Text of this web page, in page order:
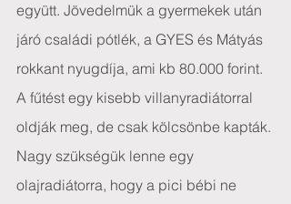
együtt. Jövedelmük a gyermekek után
járó családi pótlék, a GYES és Mátyás
rokkant nyugdíja, ami kb 80.000 forint.
A fűtést egy kisebb villanyradiátorral
oldják meg, de csak kölcsönbe kapták.
Nagy szükségük lenne egy
olajradiátorra, hogy a pici bébi ne